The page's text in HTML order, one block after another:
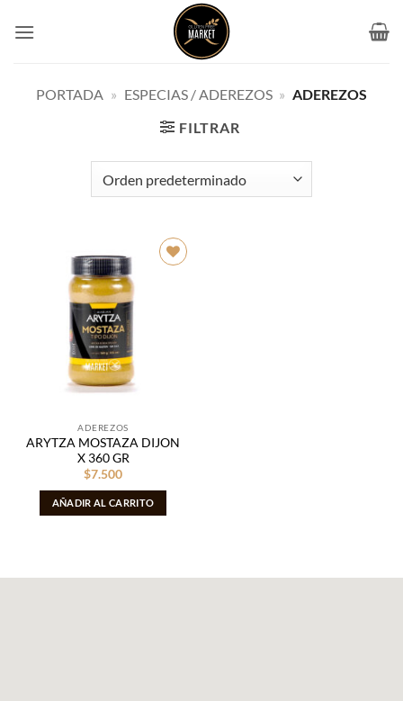
PORTADA » ESPECIAS / ADEREZOS » ADEREZOS
FILTRAR
ADEREZOS
ARYTZA MOSTAZA DIJON
X 360 GR
$7.500
AÑADIR AL CARRITO